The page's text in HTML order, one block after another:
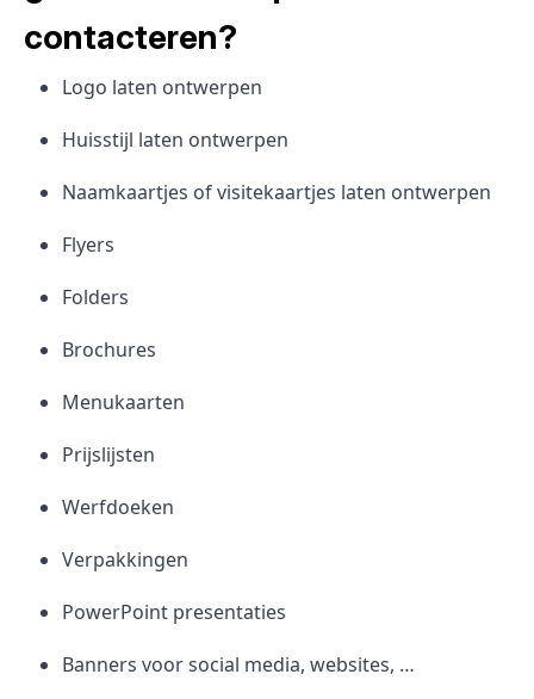
contacteren?
Logo laten ontwerpen
Huisstijl laten ontwerpen
Naamkaartjes of visitekaartjes laten ontwerpen
Flyers
Folders
Brochures
Menukaarten
Prijslijsten
Werfdoeken
Verpakkingen
PowerPoint presentaties
Banners voor social media, websites, …